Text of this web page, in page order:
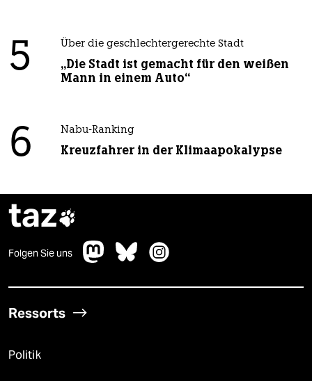
5 Über die geschlechtergerechte Stadt
„Die Stadt ist gemacht für den weißen
Mann in einem Auto“
6 Nabu-Ranking
Kreuzfahrer in der Klimaapokalypse
taz
Folgen Sie uns
Ressorts
Politik